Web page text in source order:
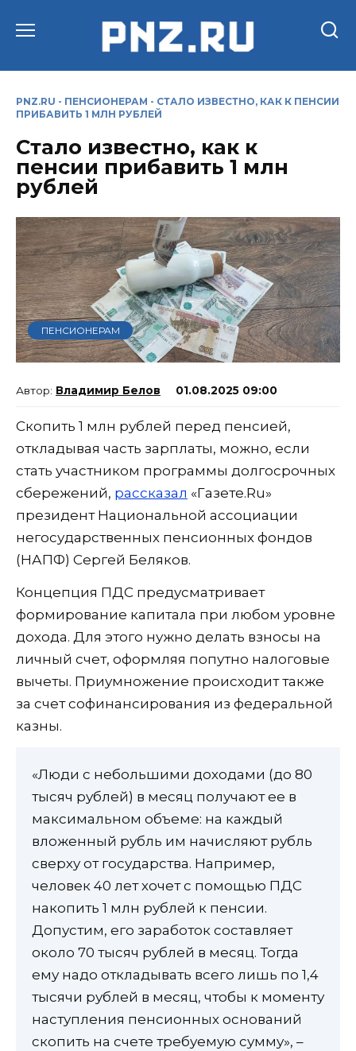
PNZ.RU - ПЕНСИОНЕРАМ - СТАЛО ИЗВЕСТНО, КАК К ПЕНСИИ
ПРИБАВИТЬ 1 МЛН РУБЛЕЙ
Стало известно, как к
пенсии прибавить 1 млн
рублей
ПЕНСИОНЕРАМ
Владимир Белов 01.08.2025 09:00
Скопить 1 млн рублей перед пенсией,
откладывая часть зарплаты, можно, если
стать участником программы долгосрочных
сбережений, рассказал «Газете.Ru»
президент Национальной ассоциации
негосударственных пенсионных фондов
(НАПФ) Сергей Беляков.
Концепция ПДС предусматривает
формирование капитала при любом уровне
дохода. Для этого нужно делать взносы на
личный счет, оформляя попутно налоговые
вычеты. Приумножение происходит также
за счет софинансирования из федеральной
казны.
«Люди с небольшими доходами (до 80
тысяч рублей) в месяц получают ее в
максимальном объеме: на каждый
вложенный рубль им начисляют рубль
сверху от государства. Например,
человек 40 лет хочет с помощью ПДС
накопить 1 млн рублей к пенсии.
Допустим, его заработок составляет
около 70 тысяч рублей в месяц. Тогда
ему надо откладывать всего лишь по 1,4
тысячи рублей в месяц, чтобы к моменту
наступления пенсионных оснований
скопить на счете требуемую сумму», –